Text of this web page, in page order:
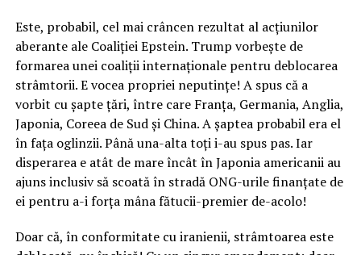
Este, probabil, cel mai crâncen rezultat al acțiunilor
aberante ale Coaliției Epstein. Trump vorbește de
formarea unei coaliții internaționale pentru deblocarea
strâmtorii. E vocea propriei neputințe! A spus că a
vorbit cu șapte țări, între care Franța, Germania, Anglia,
Japonia, Coreea de Sud și China. A șaptea probabil era el
în fața oglinzii. Până una-alta toți i-au spus pas. Iar
disperarea e atât de mare încât în Japonia americanii au
ajuns inclusiv să scoată în stradă ONG-urile finanțate de
ei pentru a-i forța mâna fătucii-premier de-acolo!
Doar că, în conformitate cu iranienii, strâmtoarea este